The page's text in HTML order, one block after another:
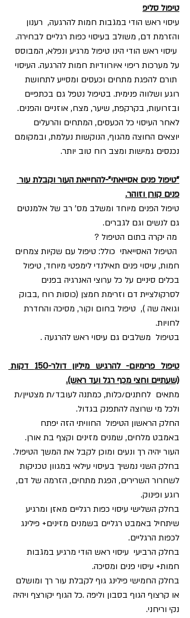
טיפול סליפ
עיסוי ראש הודי במגבות חמות להרגעה,  רענון
והזרמת דם, משולב בעיסוי כפות רגליים לבחירה.
עיסוי ראש הודי הינו טיפול מרגיע ונפלא, המבוסס
על מערכות ריפוי איורוודיות חמות להרגעה. העיסוי
תורם להפגת מתחים וכעסים ומסייע לתחושת
רוגע ושלווה פנימית. בטיפול נטפל גם בכתפיים
ובזרועות, בקרקפת, שיער, מצח, אוזניים והפנים.
לאחר העיסוי כל הכעסים, המתחים והרעלים
יוצאים החוצה מהגוף, הנוקשות נעלמת, ובמקומם
נכנסים גמישות ומצב רוח טוב יותר.
"טיפול פנים אסייאתי"-להחייאת העור וקבלת עור
פנים קורן וזוהר.
טיפול הפנים מיוחד ומשלב מס' רב של אלמנטים
גם לנשים וגם לגברים.
הטיפול האסייאתי  כולל: טיפול עם שקיות צמחים
חמות, עיסוי פנים תאילנדי לימפטי מיוחד, טיפול
בכלים סיניים על כל ערוצי האנרגיה בפנים
לסרקולציית דם וזרימת חמצן (כוסות רוח ,בבוק
וגואה שה ),  טיפול בחום וקור, מסיכה והחדרת
לחויות.
בטיפול  משלבים גם עיסוי ראש להרגעה .
(שעתיים וחצי מכף רגל ועד ראש).
מתאים  לחתנים/כלות, כמתנה לעובד/ת מצטיין/ת
ולכל מי שרוצה להתפנק בגדול.
החלק הראשון הטיפול  החוויתי הזה יפתח
באמבט מלחים, שמנים מזינים וקצף בת אורן.
העור יהיה רך ונעים ומוכן לקבל את המשך הטיפול.
בחלק השני נמשיך בעיסוי עילאי במגוון טכניקות
לשחרור השרירים, הפגת מתחים, הזרמה של דם,
רוגע ופינוק.
בחלק השלישי עיסוי כפות רגליים מאזן ומרגיע
שיתחיל באמבט רגליים בשמנים מזינים+ פילינג
לכפות הרגליים.
בחלק הרביעי  עיסוי ראש הודי מרגיע במגבות
חמות+ עיסוי פנים ומסיכה.
בחלק החמישי פילינג גוף לקבלת עור רך ומושלם
או קרצוף הגוף בסבון וליפה .כל הגוף יקורצף ויהיה
נקי וריחני.